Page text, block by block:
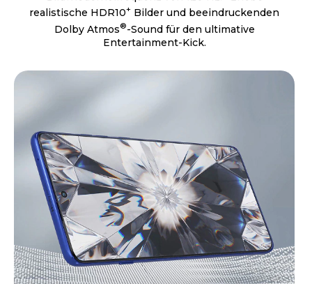
realistische HDR10+ Bilder und beeindruckenden
Dolby Atmos®-Sound für den ultimative
Entertainment-Kick.